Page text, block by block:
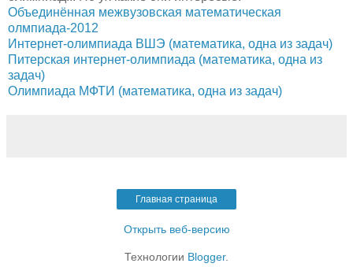
Объединённая межвузовская математическая
олмпиада-2012
Интернет-олимпиада ВШЭ (математика, одна из задач)
Питерская интернет-олимпиада (математика, одна из
задач)
Олимпиада МФТИ (математика, одна из задач)
Главная страница
Открыть веб-версию
Технологии Blogger.